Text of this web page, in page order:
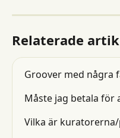
Relaterade
Groover med några
Måste jag betala för
Vilka är